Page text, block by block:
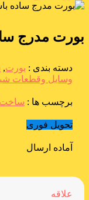
بورت مدرج
دسته بندی : بورت,
وسایل وقطعات
برچسب ها : ساخت
تحویل فوری
آماده ارسال
علاقه